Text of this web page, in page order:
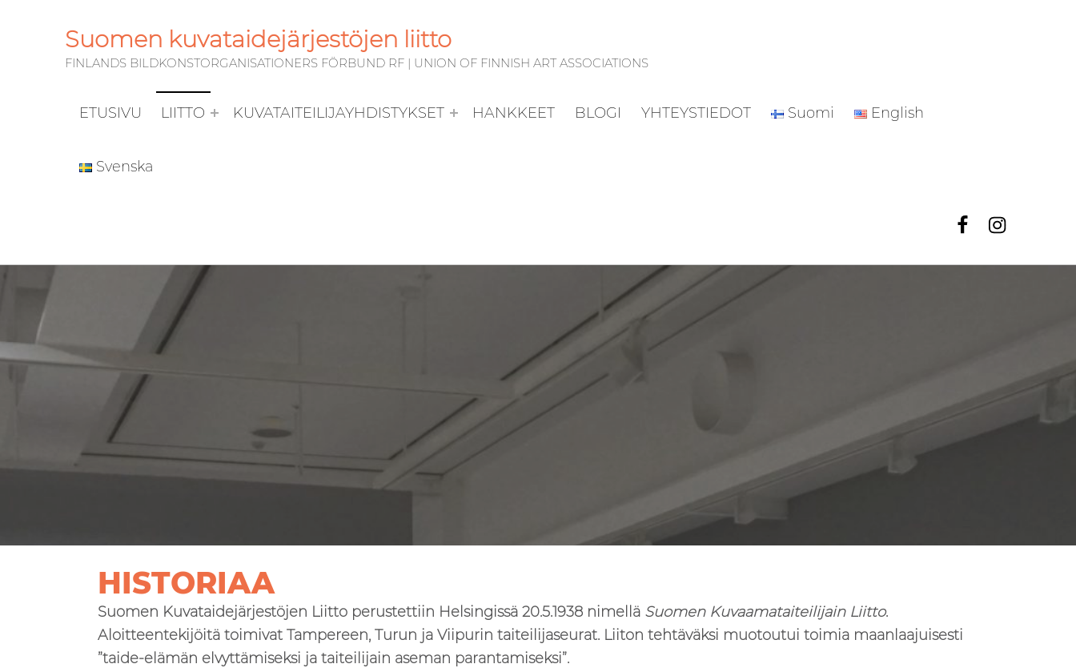
Suomen kuvataidejärjestöjen liitto
FINLANDS BILDKONSTORGANISATIONERS FÖRBUND RF | UNION OF FINNISH ART ASSOCIATIONS
ETUSIVU LIITTO KUVATAITEILIJAYHDISTYKSET HANKKEET BLOGI YHTEYSTIEDOT Suomi English
Svenska
HISTORIAA
Suomen Kuvataidejärjestöjen Liitto perustettiin Helsingissä 20.5.1938 nimellä Suomen Kuvaamataiteilijain Liitto.
Aloitteentekijöitä toimivat Tampereen, Turun ja Viipurin taiteilijaseurat. Liiton tehtäväksi muotoutui toimia maanlaajuisesti
”taide-elämän elvyttämiseksi ja taiteilijain aseman parantamiseksi”.